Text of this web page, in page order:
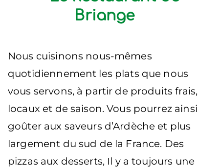
Briange
Nous cuisinons nous-mêmes
quotidiennement les plats que nous
vous servons, à partir de produits frais,
locaux et de saison. Vous pourrez ainsi
goûter aux saveurs d’Ardèche et plus
largement du sud de la France. Des
pizzas aux desserts, Il y a toujours une